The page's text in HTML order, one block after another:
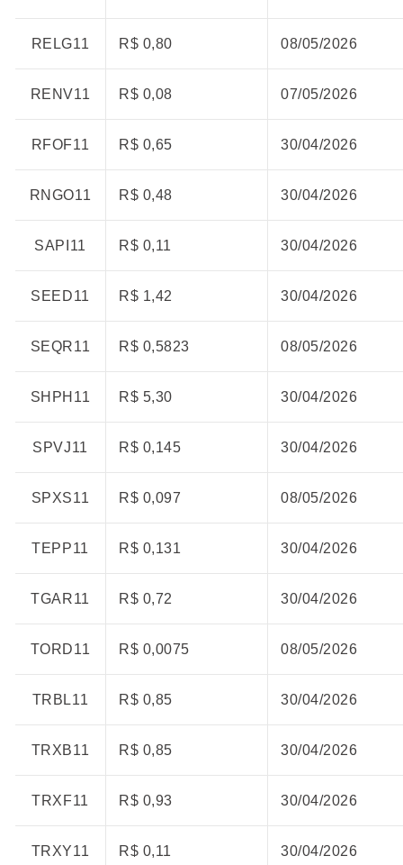
RELG11 R$ 0,80 08/05/2026
RENV11 R$ 0,08 07/05/2026
RFOF11 R$ 0,65 30/04/2026
RNGO11 R$ 0,48 30/04/2026
SAPI11 R$ 0,11 30/04/2026
SEED11 R$ 1,42 30/04/2026
SEQR11 R$ 0,5823 08/05/2026
SHPH11 R$ 5,30 30/04/2026
SPVJ11 R$ 0,145 30/04/2026
SPXS11 R$ 0,097 08/05/2026
TEPP11 R$ 0,131 30/04/2026
TGAR11 R$ 0,72 30/04/2026
TORD11 R$ 0,0075 08/05/2026
TRBL11 R$ 0,85 30/04/2026
TRXB11 R$ 0,85 30/04/2026
TRXF11 R$ 0,93 30/04/2026
TRXY11 R$ 0,11 30/04/2026